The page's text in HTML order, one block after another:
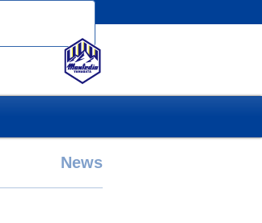
News